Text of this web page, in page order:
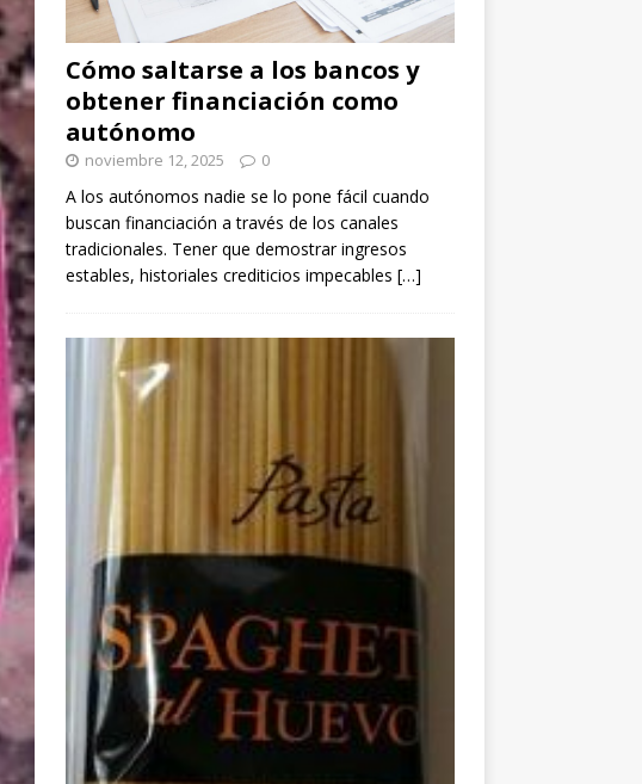
Cómo saltarse a los bancos y
obtener financiación como
autónomo
noviembre 12, 2025 0
A los autónomos nadie se lo pone fácil cuando
buscan financiación a través de los canales
tradicionales. Tener que demostrar ingresos
estables, historiales crediticios impecables […]